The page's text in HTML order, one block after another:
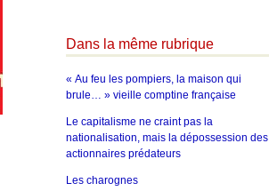
Dans la même rubrique
« Au feu les pompiers, la maison qui
brule… » vieille comptine française
Le capitalisme ne craint pas la
nationalisation, mais la dépossession des
actionnaires prédateurs
Les charognes